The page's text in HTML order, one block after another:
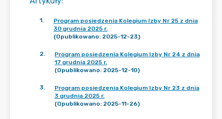
1.
Program posiedzenia Kolegium Izby Nr 25 z dnia
30 grudnia 2025 r.
(Opublikowano: 2025-12-23)
2.
Program posiedzenia Kolegium Izby Nr 24 z dnia
17 grudnia 2025 r.
(Opublikowano: 2025-12-10)
3.
Program posiedzenia Kolegium Izby Nr 23 z dnia
3 grudnia 2025 r.
(Opublikowano: 2025-11-26)